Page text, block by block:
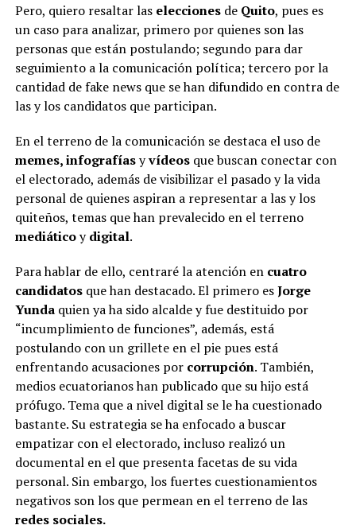
Pero, quiero resaltar las elecciones de Quito, pues es
un caso para analizar, primero por quienes son las
personas que están postulando; segundo para dar
seguimiento a la comunicación política; tercero por la
cantidad de fake news que se han difundido en contra de
las y los candidatos que participan.
En el terreno de la comunicación se destaca el uso de
memes, infografíasyvídeosque buscan conectar con
el electorado, además de visibilizar el pasado y la vida
personal de quienes aspiran a representar a las y los
quiteños, temas que han prevalecido en el terreno
mediáticoydigital.
Para hablar de ello, centraré la atención en cuatro
candidatosque han destacado. El primero esJorge
Yundaquien ya ha sido alcalde y fue destituido por
“incumplimiento de funciones”, además, está
postulando con un grillete en el pie pues está
enfrentando acusaciones por corrupción. También,
medios ecuatorianos han publicado que su hijo está
prófugo. Tema que a nivel digital se le ha cuestionado
bastante. Su estrategia se ha enfocado a buscar
empatizar con el electorado, incluso realizó un
documental en el que presenta facetas de su vida
personal. Sin embargo, los fuertes cuestionamientos
negativos son los que permean en el terreno de las
redes sociales.